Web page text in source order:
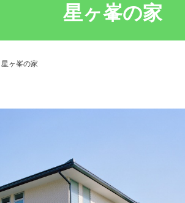
星ヶ峯の家
星ヶ峯の家